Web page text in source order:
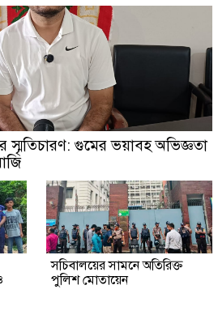
স্মৃতিচারণ: গুমের ভয়াবহ অভিজ্ঞতা
সচিবালয়ের সামনে অতিরিক্ত
পুলিশ মোতায়েন